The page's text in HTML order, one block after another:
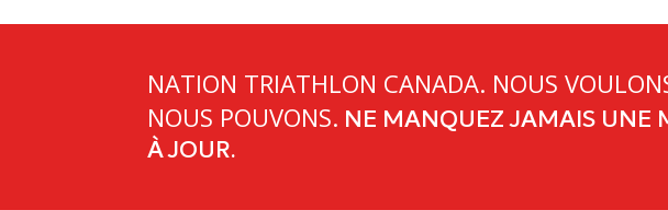
NATION TRIATHLON CANADA. NOUS
NOUS POUVONS. NE MANQUEZ JAMAIS UNE
À JOUR.